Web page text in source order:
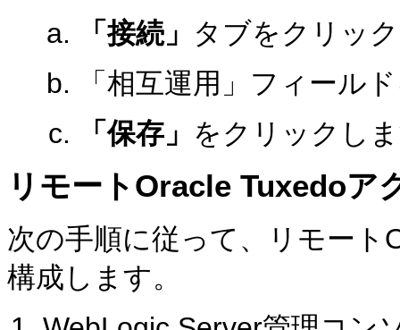
「接続」 タブをクリッ
「相互運用」フィール
「保存」 をクリックし
リモートOracle Tuxedoア
次の手順に従って、リモー
構成します。